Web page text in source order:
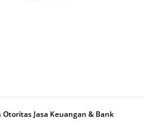
Jasa Keuangan & Bank